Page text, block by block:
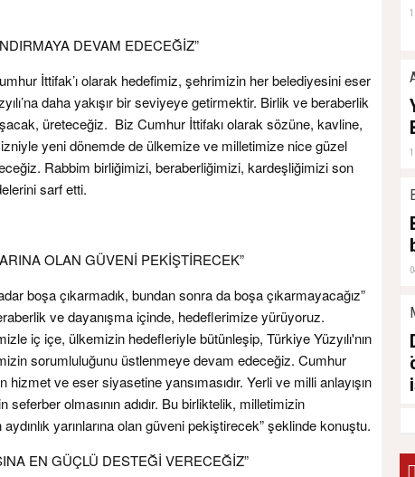
DEVAM EDECEĞİZ”
İttifak’ı olarak hedefimiz, şehrimizin her belediyesini eser
daha yakışır bir seviyeye getirmektir. Birlik ve beraberlik
üreteceğiz. Biz Cumhur İttifakı olarak sözüne, kavline,
izniyle yeni dönemde de ülkemize ve milletimize nice güzel
Rabbim birliğimizi, beraberliğimizi, kardeşliğimizi son
sarf etti.
OLAN GÜVENİ PEKİŞTİRECEK”
boşa çıkarmadık, bundan sonra da boşa çıkarmayacağız”
ve dayanışma içinde, hedeflerimize yürüyoruz.
iç içe, ülkemizin hedefleriyle bütünleşip, Türkiye Yüzyılı'nın
sorumluluğunu üstlenmeye devam edeceğiz. Cumhur
hizmet ve eser siyasetine yansımasıdır. Yerli ve milli anlayışın
olmasının adıdır. Bu birliktelik, milletimizin
yarınlarına olan güveni pekiştirecek” şeklinde konuştu.
EN GÜÇLÜ DESTEĞİ VERECEĞİZ”